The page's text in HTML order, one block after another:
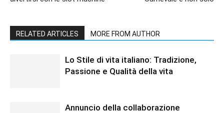
RELATED ARTICLES MORE FROM AUTHOR
Lo Stile di vita italiano: Tradizione,
Passione e Qualità della vita
Annuncio della collaborazione